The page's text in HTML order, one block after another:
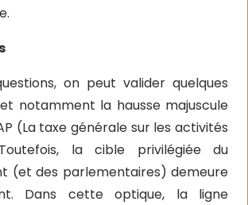
on peut valider quelques
notamment la hausse majuscule
(La taxe générale sur les activités
la cible privilégiée du
(et des parlementaires) demeure
Dans cette optique, la ligne